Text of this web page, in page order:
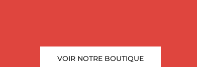
VOIR NOTRE BOUTIQUE